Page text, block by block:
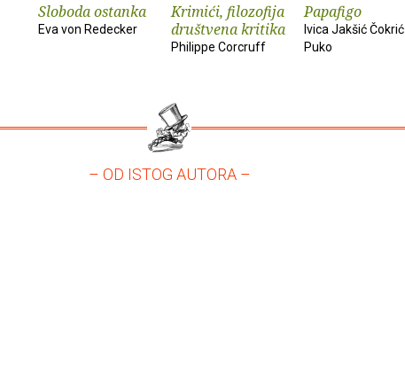
Sloboda ostanka
Eva von Redecker
Krimići, filozofija
društvena kritika
Philippe Corcruff
Papafigo
Ivica Jakšić Čokrić
Puko
– OD ISTOG AUTORA –